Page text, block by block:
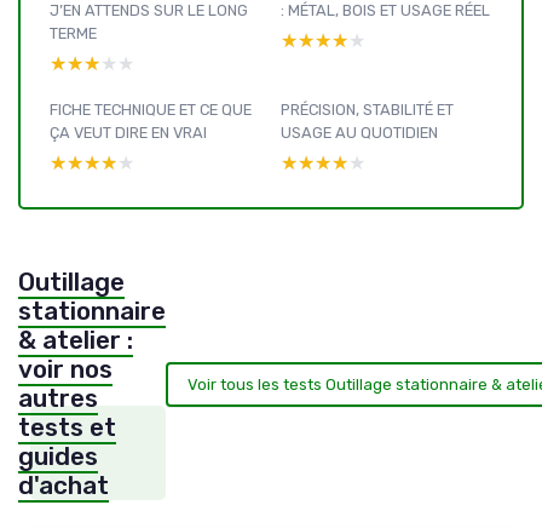
J’EN ATTENDS SUR LE LONG
TERME
★★★★★
★★★★★
: MÉTAL, BOIS ET USAGE RÉEL
★★★★★
★★★★★
FICHE TECHNIQUE ET CE QUE
ÇA VEUT DIRE EN VRAI
★★★★★
★★★★★
PRÉCISION, STABILITÉ ET
USAGE AU QUOTIDIEN
★★★★★
★★★★★
Outillage
stationnaire
& atelier :
voir nos
autres
tests et
guides
d'achat
Voir tous les tests Outillage stationnaire &